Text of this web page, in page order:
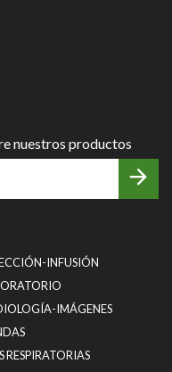
nuestros productos
INFUSIÓN
IMÁGENES
RESPIRATORIAS